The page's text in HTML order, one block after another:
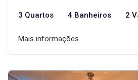
3 Quartos 4 Banheiros 2
Mais informações